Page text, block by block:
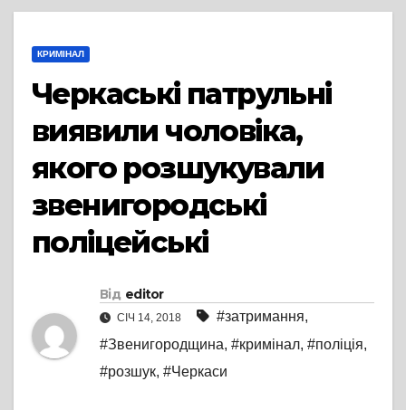
КРИМІНАЛ
Черкаські патрульні
виявили чоловіка,
якого розшукували
звенигородські
поліцейські
Від editor
СІЧ 14, 2018 #затримання,
#Звенигородщина, #кримінал, #поліція,
#розшук, #Черкаси